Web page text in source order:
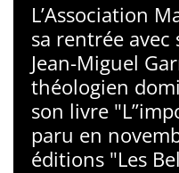
L’Association
sa rentrée
Jean-Miguel
théologien
son livre
paru en
éditions "Les